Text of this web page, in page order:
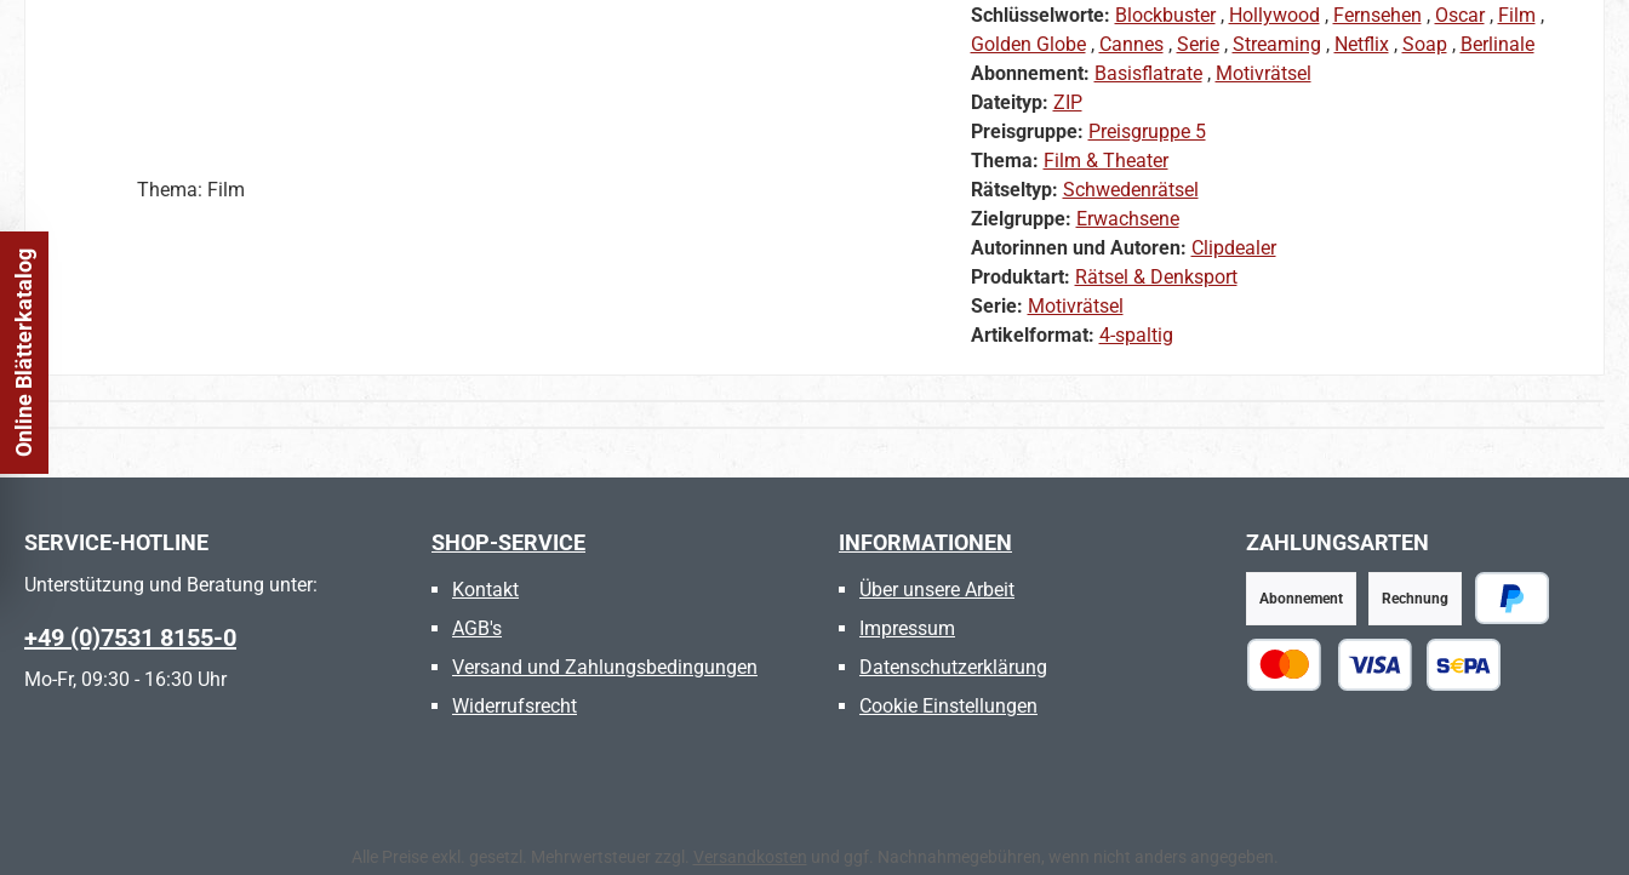
Thema: Film
Schlüsselworte: Blockbuster, Hollywood , Fernsehen , Oscar, Film ,
Golden Globe, Cannes, Serie, Streaming , Netflix, Soap, Berlinale
Abonnement: Basisflatrate, Motivrätsel
Dateityp: ZIP
Preisgruppe: Preisgruppe 5
Thema: Film & Theater
Rätseltyp: Schwedenrätsel
Zielgruppe: Erwachsene
Autorinnen und Autoren: Clipdealer
Produktart: Rätsel & Denksport
Serie: Motivrätsel
Artikelformat: 4-spaltig
SERVICE-HOTLINE
Unterstützung und Beratung unter:
+49 (0)7531 8155-0
Mo-Fr, 09:30 - 16:30 Uhr
SHOP-SERVICE
Kontakt
AGB's
Versand und Zahlungsbedingungen
Widerrufsrecht
INFORMATIONEN
Über unsere Arbeit
Impressum
Datenschutzerklärung
Cookie Einstellungen
ZAHLUNGSARTEN
PayPal
Abonnement Rechnung
Alle Preise exkl. gesetzl. Mehrwertsteuer zzgl. Versandkosten und ggf. Nachnahmegebühren, wenn nicht anders angegeben.
Online Blätterkatalog